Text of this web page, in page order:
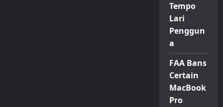
Tempo
Lari
Penggun
a
FAA Bans
Certain
MacBook
Pro